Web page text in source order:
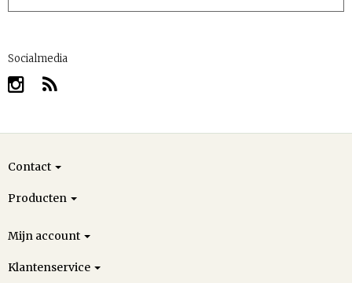
Socialmedia
Contact
Producten
Mijn account
Klantenservice